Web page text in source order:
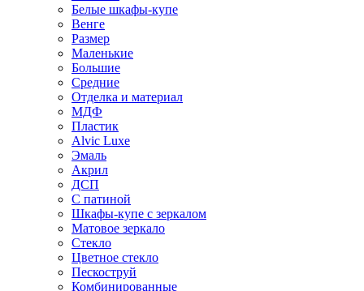
Белые шкафы-купе
Венге
Размер
Маленькие
Большие
Средние
Отделка и материал
МДФ
Пластик
Alvic Luxe
Эмаль
Акрил
ДСП
С патиной
Шкафы-купе с зеркалом
Матовое зеркало
Стекло
Цветное стекло
Пескоструй
Комбинированные